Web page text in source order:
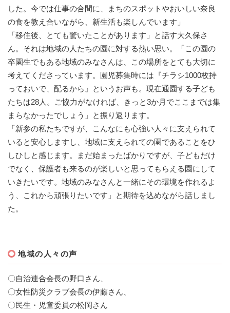
した。今では仕事の合間に、まちのスポットやおいしい奈良
の食を教え合いながら、新生活も楽しんでいます」
「移住後、とても驚いたことがあります」と話す大久保さ
ん。それは地域の人たちの園に対する熱い思い。「この園の
卒園生でもある地域のみなさんは、この場所をとても大切に
考えてくださっています。園児募集時には『チラシ1000枚持
っておいで、配るから』というお声も。現在通園する子ども
たちは28人。ご協力がなければ、きっと3か月でここまでは集
まらなかったでしょう」と振り返ります。
「新参の私たちですが、こんなにも心強い人々に支えられて
いると安心しますし、地域に支えられての園であることをひ
しひしと感じます。まだ始まったばかりですが、子どもだけ
でなく、保護者も来るのが楽しいと思ってもらえる園にして
いきたいです。地域のみなさんと一緒にその環境を作れるよ
う、これから頑張りたいです」と期待を込めながら話しまし
た。
地域の人々の声
〇自治連合会長の野口さん、
〇女性防災クラブ会長の伊藤さん、
〇民生・児童委員の松岡さん